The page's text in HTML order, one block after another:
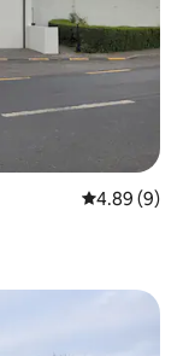
Calificación
4.89 (9)